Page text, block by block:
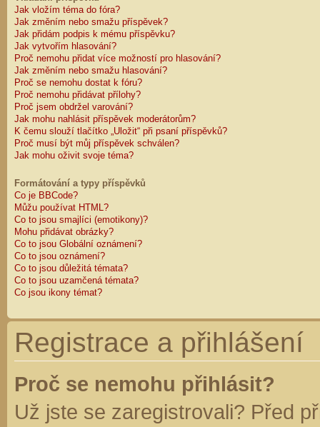
Jak vložím téma do fóra?
Jak změním nebo smažu příspěvek?
Jak přidám podpis k mému příspěvku?
Jak vytvořím hlasování?
Proč nemohu přidat více možností pro hlasování?
Jak změním nebo smažu hlasování?
Proč se nemohu dostat k fóru?
Proč nemohu přidávat přílohy?
Proč jsem obdržel varování?
Jak mohu nahlásit příspěvek moderátorům?
K čemu slouží tlačítko „Uložit“ při psaní příspěvků?
Proč musí být můj příspěvek schválen?
Jak mohu oživit svoje téma?
Formátování a typy příspěvků
Co je BBCode?
Můžu používat HTML?
Co to jsou smajlíci (emotikony)?
Mohu přidávat obrázky?
Co to jsou Globální oznámení?
Co to jsou oznámení?
Co to jsou důležitá témata?
Co to jsou uzamčená témata?
Co jsou ikony témat?
Registrace a přihlášení
Proč se nemohu přihlásit?
Už jste se zaregistrovali? Před